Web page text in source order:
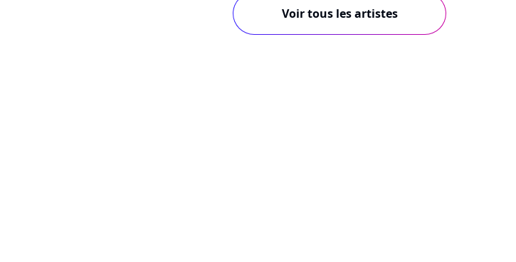
Voir tous les artistes